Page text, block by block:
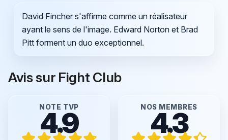
David Fincher s'affirme comme un réalisateur
ayant le sens de l'image. Edward Norton et Brad
Pitt forment un duo exceptionnel.
Avis sur Fight Club
NOTE TVP
4.9 NOS MEMBRES
4.3